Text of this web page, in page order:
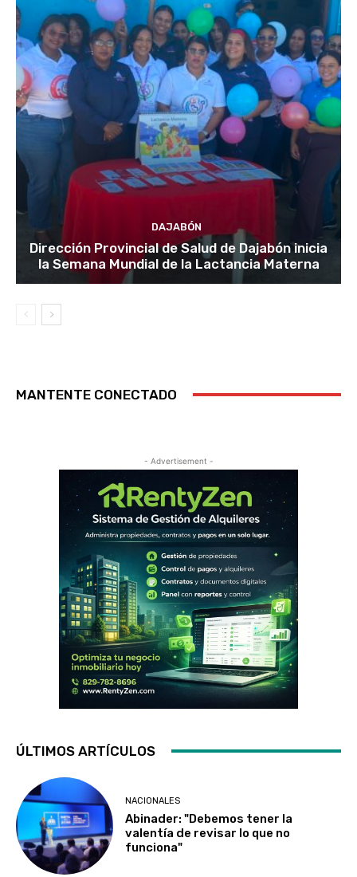
DAJABÓN
Dirección Provincial de Salud de Dajabón inicia
la Semana Mundial de la Lactancia Materna
MANTENTE CONECTADO
- Advertisement -
ÚLTIMOS ARTÍCULOS
NACIONALES
Abinader: "Debemos tener la
valentía de revisar lo que no
funciona"